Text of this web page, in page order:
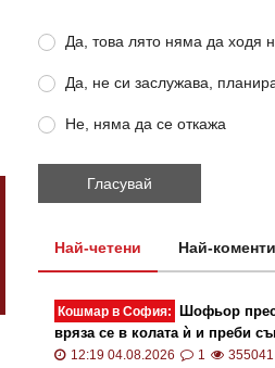
Да, това лято няма да ходя
Да, не си заслужава,
Не, няма да се откажа
Най-четени Най-
Кошмар в София:
Шофьор
вряза се в колата ѝ и преби
12:19 04.08.2026 1
355041